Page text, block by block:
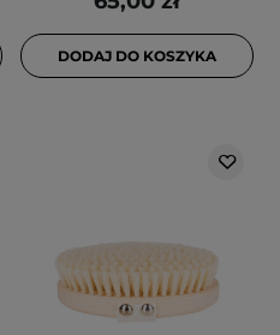
DODAJ DO KOSZYKA